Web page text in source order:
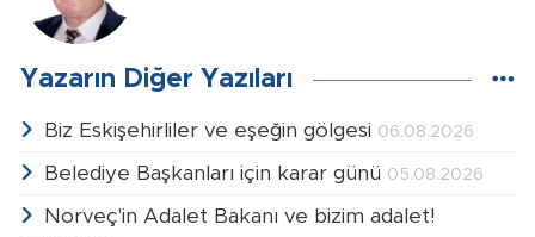
Yazarın Diğer Yazıları
Biz Eskişehirliler ve eşeğin gölgesi 06.08.2026
Belediye Başkanları için karar günü 05.08.2026
Norveç'in Adalet Bakanı ve bizim adalet!